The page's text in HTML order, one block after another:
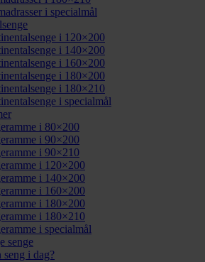
i specialmål
i 120×200
i 140×200
i 160×200
i 180×200
i 180×210
i specialmål
i 80×200
i 90×200
i 90×210
i 120×200
i 140×200
i 160×200
i 180×200
i 180×210
i specialmål
senge
i dag?